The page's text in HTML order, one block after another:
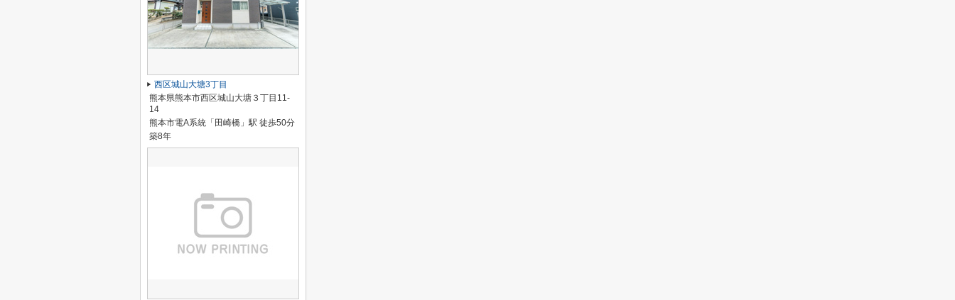
西区城山大塘3丁目
熊本県熊本市西区城山大塘３丁目11-
14
熊本市電A系統「田崎橋」駅 徒歩50分
築8年